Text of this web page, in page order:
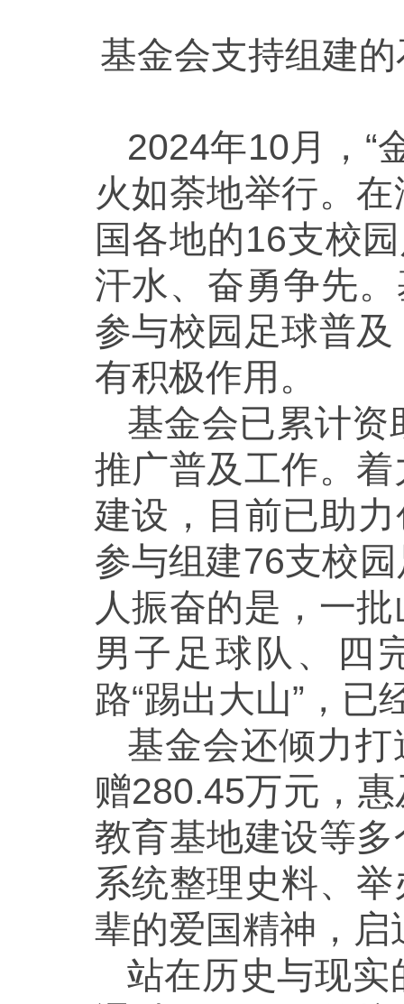
基金会支持组建
2024年10月，“
火如荼地举行。
国各地的16支校
汗水、奋勇争先
参与校园足球普
有积极作用。
基金会已累计
推广普及工作。
建设，目前已助
参与组建76支校
人振奋的是，一
男子足球队、四
路“踢出大山”，已
基金会还倾力打
赠280.45万元，
教育基地建设等
系统整理史料、
辈的爱国精神，
站在历史与现